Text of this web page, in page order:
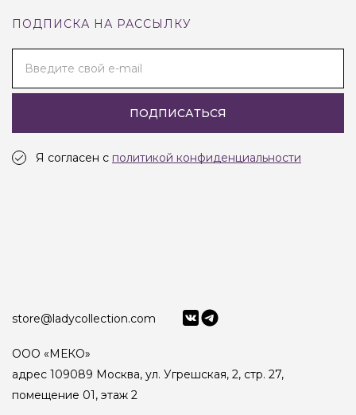
ПОДПИСКА НА РАССЫЛКУ
Введите свой e-mail
ПОДПИСАТЬСЯ
Я согласен с политикой конфиденциальности
store@ladycollection.com
ООО «МЕКО»
адрес 109089 Москва, ул. Угрешская, 2, стр. 27,
помещение 01, этаж 2